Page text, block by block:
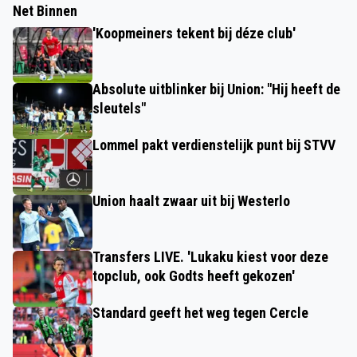
Net Binnen
'Koopmeiners tekent bij déze club'
Absolute uitblinker bij Union: "Hij heeft de
sleutels"
Lommel pakt verdienstelijk punt bij STVV
Union haalt zwaar uit bij Westerlo
Transfers LIVE. 'Lukaku kiest voor deze
topclub, ook Godts heeft gekozen'
Standard geeft het weg tegen Cercle